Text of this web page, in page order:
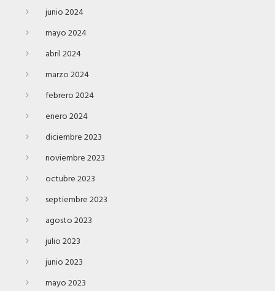
junio 2024
mayo 2024
abril 2024
marzo 2024
febrero 2024
enero 2024
diciembre 2023
noviembre 2023
octubre 2023
septiembre 2023
agosto 2023
julio 2023
junio 2023
mayo 2023